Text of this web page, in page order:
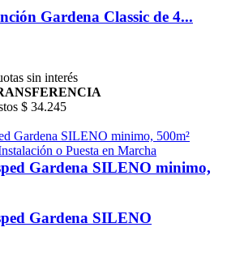
Gardena Classic de 4...
sin interés
$ 34.245
Gardena SILENO minimo,
Gardena SILENO